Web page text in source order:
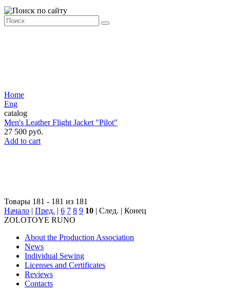
Home
Eng
catalog
Men's Leather Flight Jacket "Pilot"
27 500 руб.
Add to cart
Товары 181 - 181 из 181
Начало | Пред. | 6 7 8 9 10 | След. | Конец
ZOLOTOYE RUNO
About the Production Association
News
Individual Sewing
Licenses and Certificates
Reviews
Contacts